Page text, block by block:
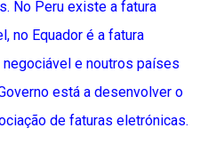
No Peru existe a fatura
no Equador é a fatura
e noutros países
está a desenvolver o
de faturas eletrónicas.